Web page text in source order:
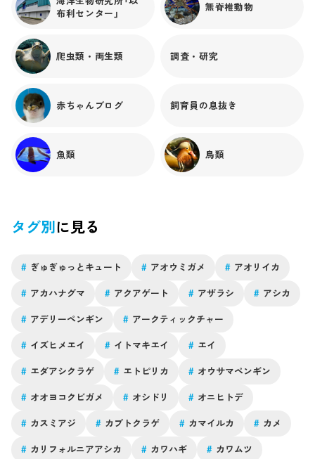
布利センター」
無脊椎動物
爬虫類・両生類 調査・研究
赤ちゃんブログ 飼育員の息抜き
魚類 鳥類
タグ別に見る
# ぎゅぎゅっとキュート # アオウミガメ # アオリイカ
# アカハナグマ # アクアゲート # アザラシ # アシカ
# アデリーペンギン # アークティックチャー
# イズヒメエイ # イトマキエイ # エイ
# エダアシクラゲ # エトピリカ # オウサマペンギン
# オオヨコクビガメ # オシドリ # オニヒトデ
# カスミアジ # カブトクラゲ # カマイルカ # カメ
# カリフォルニアアシカ # カワハギ # カワムツ